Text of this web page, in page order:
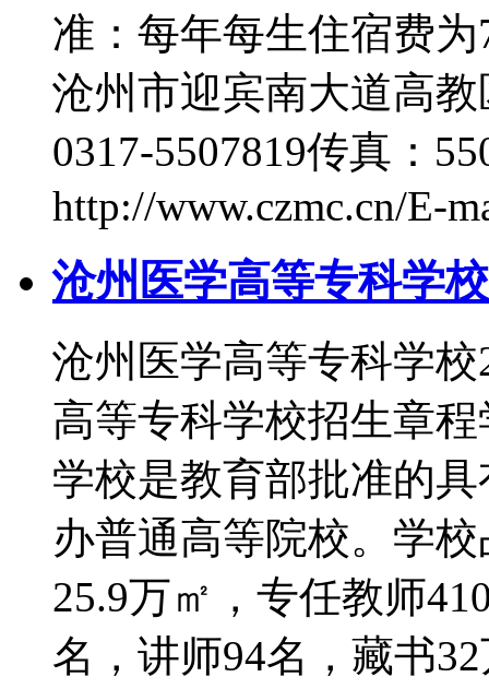
准：每年每生住宿费
沧州市迎宾南大道高
0317-5507819传真
http://www.czmc.cn/E-
沧州医学高等专科学
沧州医学高等专科学
高等专科学校招生章
学校是教育部批准的
办普通高等院校。学
25.9万㎡，专任教师
名，讲师94名，藏书